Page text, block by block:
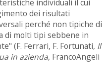
individuali il cui
dei risultati
perché non tipiche di
di molti tipi sebbene in
(F. Ferrari, F. Fortunati, Il
in azienda, FrancoAngeli